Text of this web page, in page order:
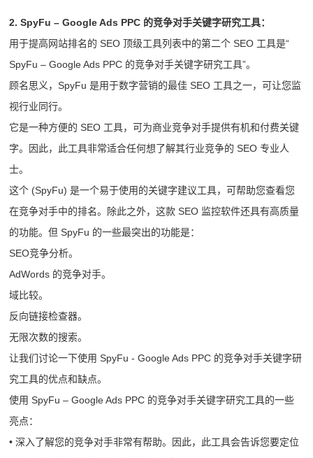
2. SpyFu – Google Ads PPC 的竞争对手关键字研究工具：
用于提高网站排名的 SEO 顶级工具列表中的第二个 SEO 工具是“
SpyFu – Google Ads PPC 的竞争对手关键字研究工具”。
顾名思义，SpyFu 是用于数字营销的最佳 SEO 工具之一，可让您监
视行业同行。
它是一种方便的 SEO 工具，可为商业竞争对手提供有机和付费关键
字。因此，此工具非常适合任何想了解其行业竞争的 SEO 专业人
士。
这个 (SpyFu) 是一个易于使用的关键字建议工具，可帮助您查看您
在竞争对手中的排名。除此之外，这款 SEO 监控软件还具有高质量
的功能。但 SpyFu 的一些最突出的功能是：
SEO竞争分析。
AdWords 的竞争对手。
域比较。
反向链接检查器。
无限次数的搜索。
让我们讨论一下使用 SpyFu - Google Ads PPC 的竞争对手关键字研
究工具的优点和缺点。
使用 SpyFu – Google Ads PPC 的竞争对手关键字研究工具的一些
亮点：
• 深入了解您的竞争对手非常有帮助。因此，此工具会告诉您要定位